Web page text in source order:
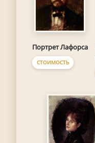
Портрет Лафорса
СТОИМОСТЬ